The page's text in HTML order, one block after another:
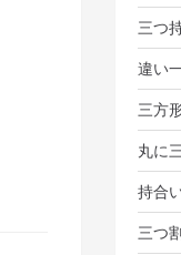
三つ
違い
三方
丸に
持合
三つ